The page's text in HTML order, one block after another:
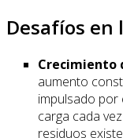
Desafíos en
Crecimiento
aumento
impulsado por
carga cada
residuos